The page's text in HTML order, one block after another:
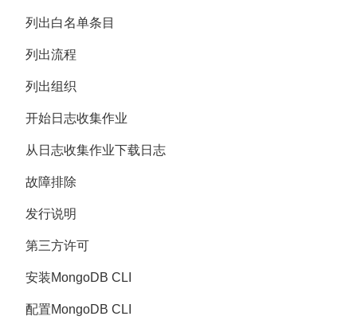
列出白名单条目
列出流程
列出组织
开始日志收集作业
从日志收集作业下载日志
故障排除
发行说明
第三方许可
安装MongoDB CLI
配置MongoDB CLI